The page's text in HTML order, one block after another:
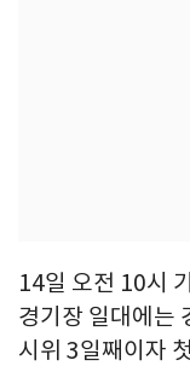
14일 오전 10시
경기장 일대에는
시위 3일째이자